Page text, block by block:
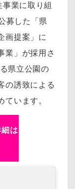
事業に取り組
募した「県
画提案」に
業」が採用さ
県立公園の
の誘致による
います。
は